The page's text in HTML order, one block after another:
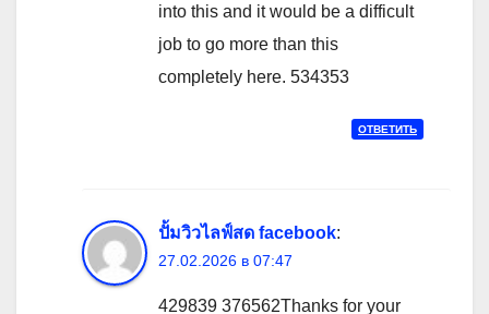
into this and it would be a difficult
job to go more than this
completely here. 534353
ОТВЕТИТЬ
ปั้มวิวไลฟ์สด facebook:
27.02.2026 в 07:47
429839 376562Thanks for your